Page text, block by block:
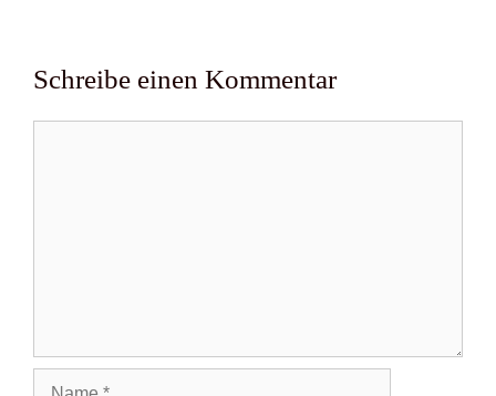
Schreibe einen Kommentar